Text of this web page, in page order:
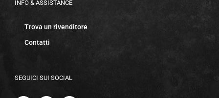
INFO & ASSISTANCE
Trova un rivenditore
Contatti
SEGUICI SUI SOCIAL